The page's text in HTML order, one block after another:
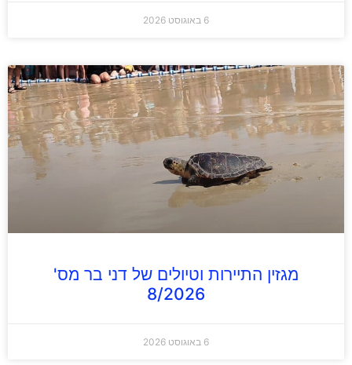
6 באוגוסט 2026
מגזין התיירות וטיולים של דני בר מס'
8/2026
6 באוגוסט 2026